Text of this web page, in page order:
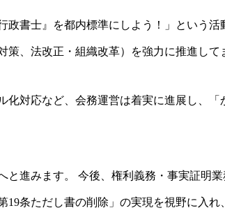
政書士』を都内標準にしよう！」という活
、法改正・組織改革）を強力に推進して
化対応など、会務運営は着実に進展し、「
と進みます。 今後、権利義務・事実証明
条ただし書の削除」の実現を視野に入れ